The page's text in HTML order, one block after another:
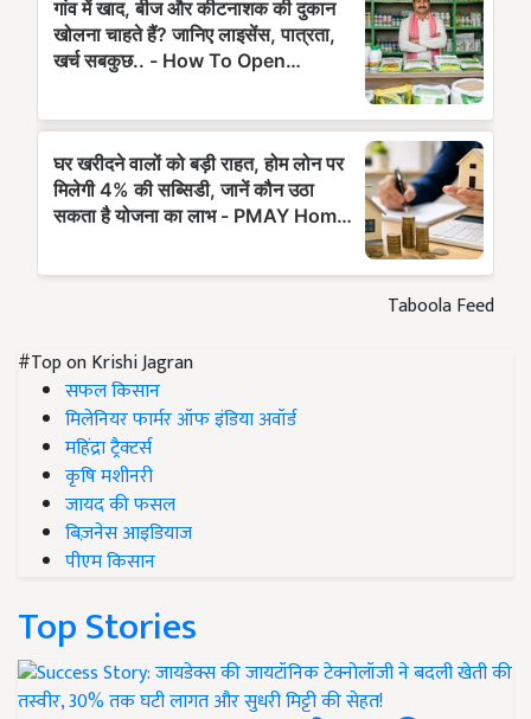
Taboola Feed
#Top on Krishi Jagran
सफल किसान
मिलेनियर फार्मर ऑफ इंडिया अवॉर्ड
महिंद्रा ट्रैक्टर्स
कृषि मशीनरी
जायद की फसल
बिज़नेस आइडियाज
पीएम किसान
Top Stories